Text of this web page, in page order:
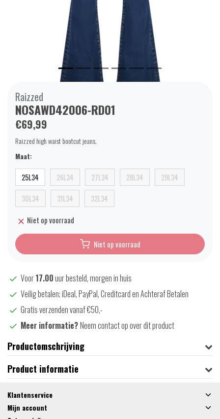
Raizzed
NOSAWD42006-RD01
€69,99
Raizzed high waist bootcut jeans.
Maat:
25L34 26L34 27L34 28L34 29L34
30L34 31L34 32L34
Niet op voorraad
Niet op voorraad
Voor17.00uur besteld, morgen in huis
Veilig betalen; iDeal, PayPal, Creditcard en Achteraf Betalen
Gratis verzenden vanaf €50,-
Meer informatie?Neem contact op over dit product
Productomschrijving
Product informatie
Klantenservice
Mijn account